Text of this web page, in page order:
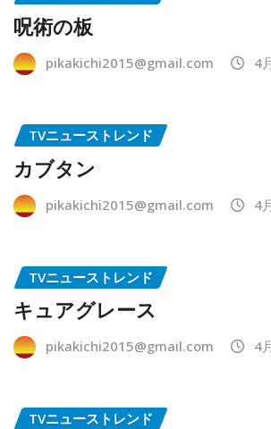
呪術の板
pikakichi2015@gmail.com 4
TVニューストレンド
カブタン
pikakichi2015@gmail.com 4
TVニューストレンド
キュアグレース
pikakichi2015@gmail.com 4
TVニューストレンド